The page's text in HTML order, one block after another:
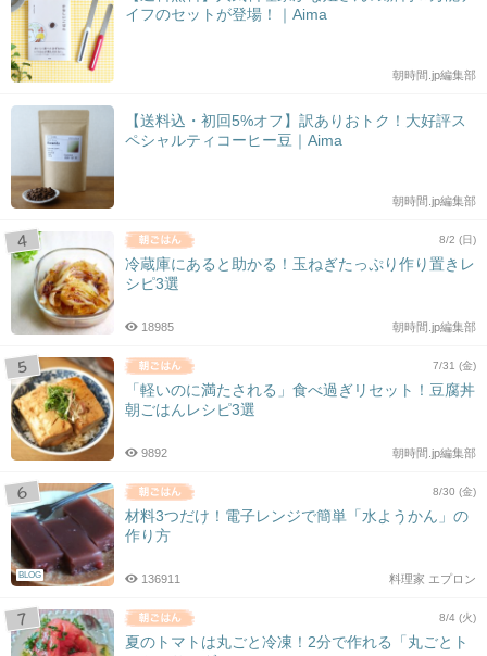
イフのセットが登場！｜Aima
朝時間.jp編集部
【送料込・初回5%オフ】訳ありおトク！大好評ス
ペシャルティコーヒー豆｜Aima
朝時間.jp編集部
8/2 (日)
冷蔵庫にあると助かる！玉ねぎたっぷり作り置きレ
シピ3選
朝時間.jp編集部
18985
7/31 (金)
「軽いのに満たされる」食べ過ぎリセット！豆腐丼
朝ごはんレシピ3選
朝時間.jp編集部
9892
BLOG
8/30 (金)
材料3つだけ！電子レンジで簡単「水ようかん」の
作り方
料理家 エプロン
136911
8/4 (火)
夏のトマトは丸ごと冷凍！2分で作れる「丸ごとト